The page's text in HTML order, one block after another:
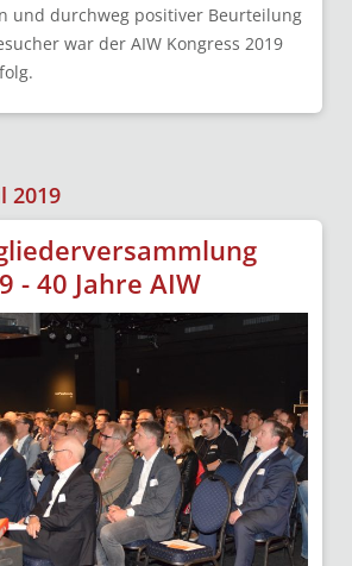
und durchweg positiver Beurteilung
war der AIW Kongress 2019
2019
- 40 Jahre AIW